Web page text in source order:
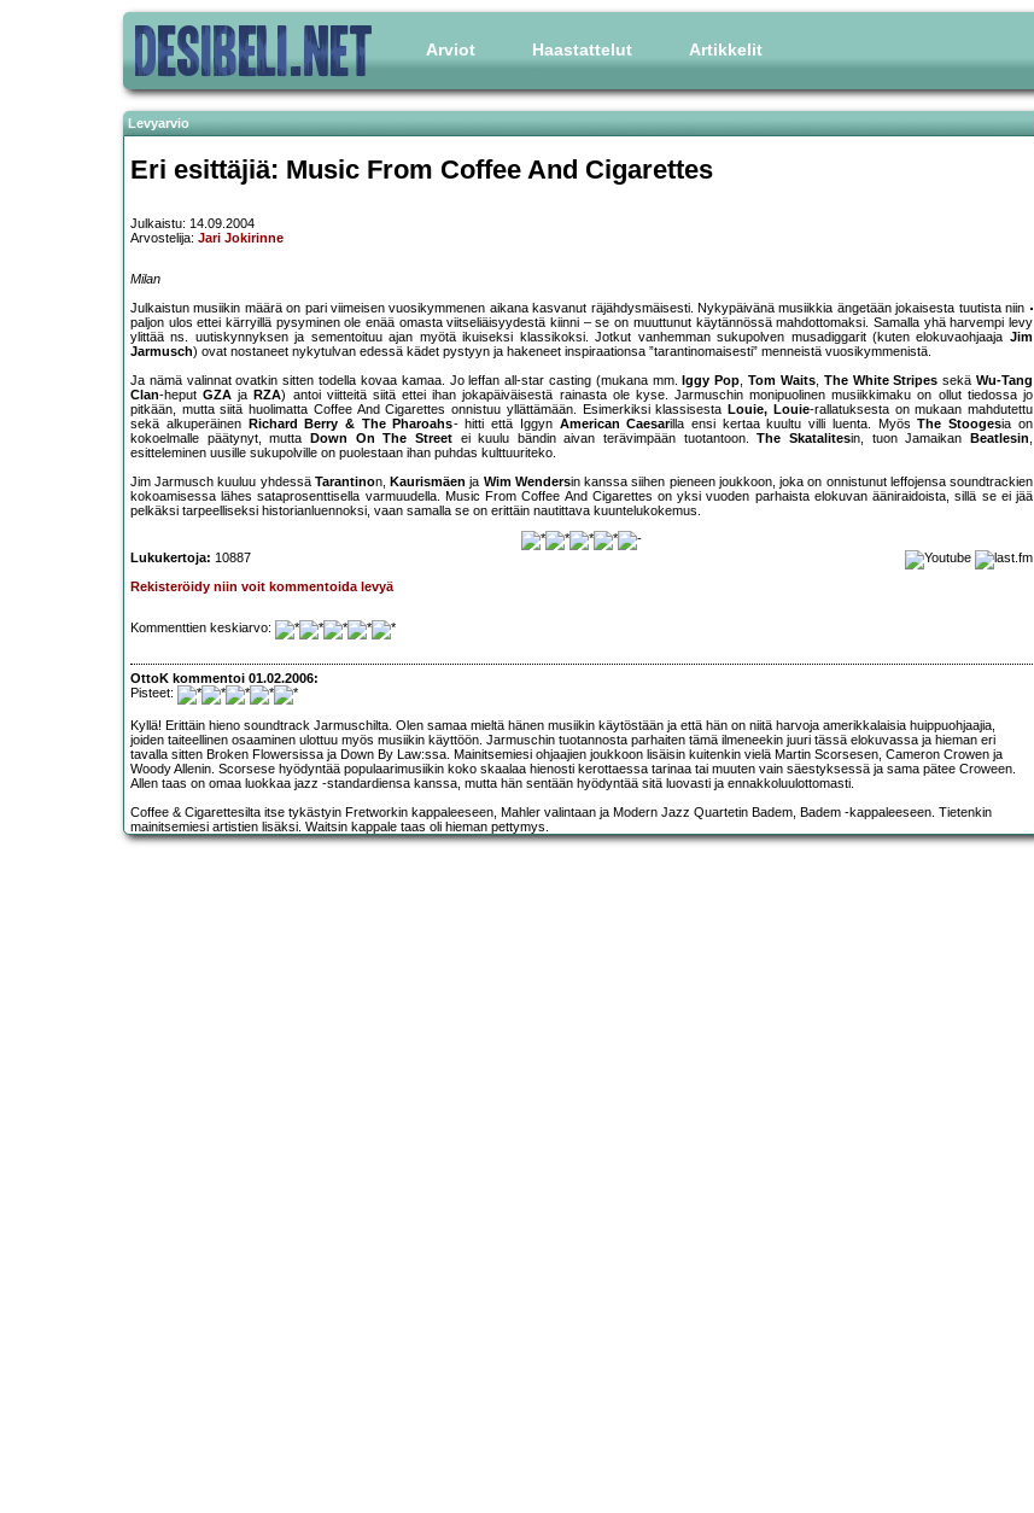
Arviot Haastattelut Artikkelit
Levyarvio
Eri esittäjiä: Music From Coffee And Cigarettes
Julkaistu: 14.09.2004
Arvostelija: Jari Jokirinne
Milan
Julkaistun musiikin määrä on pari viimeisen vuosikymmenen aikana kasvanut räjähdysmäisesti. Nykypäivänä musiikkia ängetään jokaisesta tuutista niin
paljon ulos ettei kärryillä pysyminen ole enää omasta viitseliäisyydestä kiinni – se on muuttunut käytännössä mahdottomaksi. Samalla yhä harvempi levy
ylittää ns. uutiskynnyksen ja sementoituu ajan myötä ikuiseksi klassikoksi. Jotkut vanhemman sukupolven musadiggarit (kuten elokuvaohjaaja Jim
Jarmusch) ovat nostaneet nykytulvan edessä kädet pystyyn ja hakeneet inspiraationsa ”tarantinomaisesti” menneistä vuosikymmenistä.
Ja nämä valinnat ovatkin sitten todella kovaa kamaa. Jo leffan all-star casting (mukana mm. Iggy Pop,Tom Waits, The White Stripes sekäWu-Tang
Clan-heputGZA ja RZA) antoi viitteitä siitä ettei ihan jokapäiväisestä rainasta ole kyse. Jarmuschin monipuolinen musiikkimaku on ollut tiedossa jo
pitkään, mutta siitä huolimatta Coffee And Cigarettes onnistuu yllättämään. Esimerkiksi klassisesta Louie, Louie-rallatuksesta on mukaan mahdutettu
sekä alkuperäinen
Richard Berry & The Pharoahs- hitti että Iggyn American Caesarilla ensi kertaa kuultu villi luenta. MyösThe Stoogesia on
kokoelmalle päätynyt, mutta
Down On The Streetei kuulu bändin aivan terävimpään tuotantoon.The Skatalitesin, tuon Jamaikan Beatlesin,
esitteleminen uusille sukupolville on puolestaan ihan puhdas kulttuuriteko.
Jim Jarmusch kuuluu yhdessä Tarantinon, Kaurismäen ja Wim Wendersin kanssa siihen pieneen joukkoon, joka on onnistunut leffojensa soundtrackien
kokoamisessa lähes sataprosenttisella varmuudella. Music From Coffee And Cigarettes on yksi vuoden parhaista elokuvan ääniraidoista, sillä se ei jää
pelkäksi tarpeelliseksi historianluennoksi, vaan samalla se on erittäin nautittava kuuntelukokemus.
Lukukertoja: 10887
Rekisteröidy niin voit kommentoida levyä
Kommenttien keskiarvo:
OttoK kommentoi 01.02.2006:
Pisteet:
Kyllä! Erittäin hieno soundtrack Jarmuschilta. Olen samaa mieltä hänen musiikin käytöstään ja että hän on niitä harvoja amerikkalaisia huippuohjaajia,
joiden taiteellinen osaaminen ulottuu myös musiikin käyttöön. Jarmuschin tuotannosta parhaiten tämä ilmeneekin juuri tässä elokuvassa ja hieman eri
tavalla sitten Broken Flowersissa ja Down By Law:ssa. Mainitsemiesi ohjaajien joukkoon lisäisin kuitenkin vielä Martin Scorsesen, Cameron Crowen ja
Woody Allenin. Scorsese hyödyntää populaarimusiikin koko skaalaa hienosti kerottaessa tarinaa tai muuten vain säestyksessä ja sama pätee Croween.
Allen taas on omaa luokkaa jazz -standardiensa kanssa, mutta hän sentään hyödyntää sitä luovasti ja ennakkoluulottomasti.
Coffee & Cigarettesilta itse tykästyin Fretworkin kappaleeseen, Mahler valintaan ja Modern Jazz Quartetin Badem, Badem -kappaleeseen. Tietenkin
mainitsemiesi artistien lisäksi. Waitsin kappale taas oli hieman pettymys.